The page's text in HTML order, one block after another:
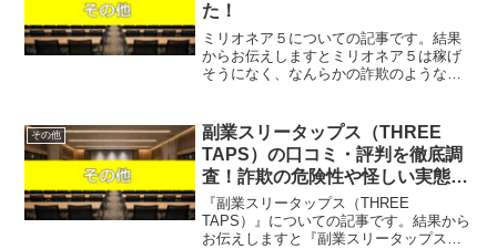
た！
ミリオネア５についての記事です。結果
からお伝えしますとミリオネア５は稼げ
そうになく、なんらかの詐欺のようなも
ぐ知りたいという方は、『直接LINEで詳
細をお答えしますので...
その他
副業スリータップス（THREE
TAPS）の口コミ・評判を徹底調
査！詐欺の危険性や怪しい実態
は？
『副業スリータップス（THREE
TAPS）』についての記事です。結果から
お伝えしますと『副業スリータップス